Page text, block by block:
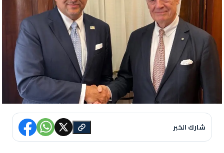
شارك الخبر